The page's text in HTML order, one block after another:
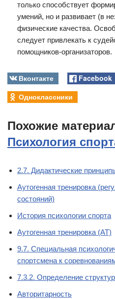
только способствует
умений, но и развивает (в
физические качества.
следует привлекать к
помощников-организаторов.
Вконтакте Facebook
Одноклассники
Похожие
Психология
2.7. Дидактические
Аутогенная тренировка
состояний)
История психологии спорта
Аутогенная тренировка (АТ)
9.7. Специальная
спортсмена к
7.3.2. Определение
Авторитарность